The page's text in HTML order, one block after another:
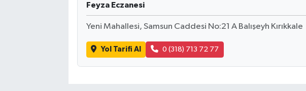
Feyza Eczanesi
Yeni Mahallesi, Samsun Caddesi No:21 A Balışeyh Kırıkkale
Yol Tarifi Al 0 (318) 713 72 77